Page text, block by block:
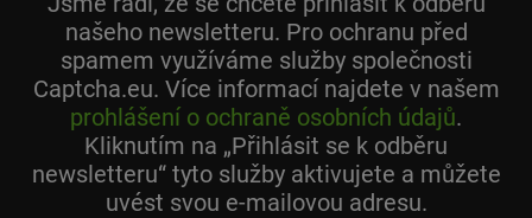
našeho newsletteru. Pro ochranu před
spamem využíváme služby společnosti
Captcha.eu. Více informací najdete v našem
prohlášení o ochraně osobních údajů.
Kliknutím na „Přihlásit se k odběru
newsletteru“ tyto služby aktivujete a můžete
uvést svou e-mailovou adresu.